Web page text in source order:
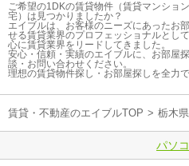
ご希望の1DKの賃貸物件（賃貸マンショ
宅）は見つかりましたか？
エイブルは、お客様のニーズにあったお
せる賃貸業界のプロフェッショナルとし
心に賃貸業界をリードしてきました。
安心・信頼・実績のエイブルに、お部屋
談・お問い合わせください。
理想の賃貸物件探し・お部屋探しを全力
賃貸・不動産のエイブルTOP > 栃木県
パソ